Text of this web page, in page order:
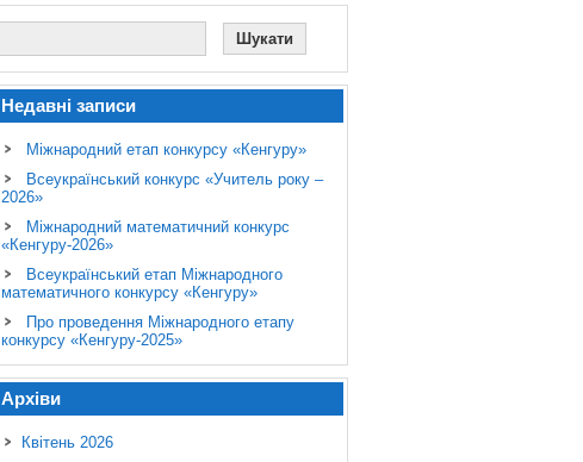
Недавні записи
Міжнародний етап конкурсу «Кенгуру»
Всеукраїнський конкурс «Учитель року –
2026»
Міжнародний математичний конкурс
«Кенгуру-2026»
Всеукраїнський етап Міжнародного
математичного конкурсу «Кенгуру»
Про проведення Міжнародного етапу
конкурсу «Кенгуру-2025»
Архіви
Квітень 2026